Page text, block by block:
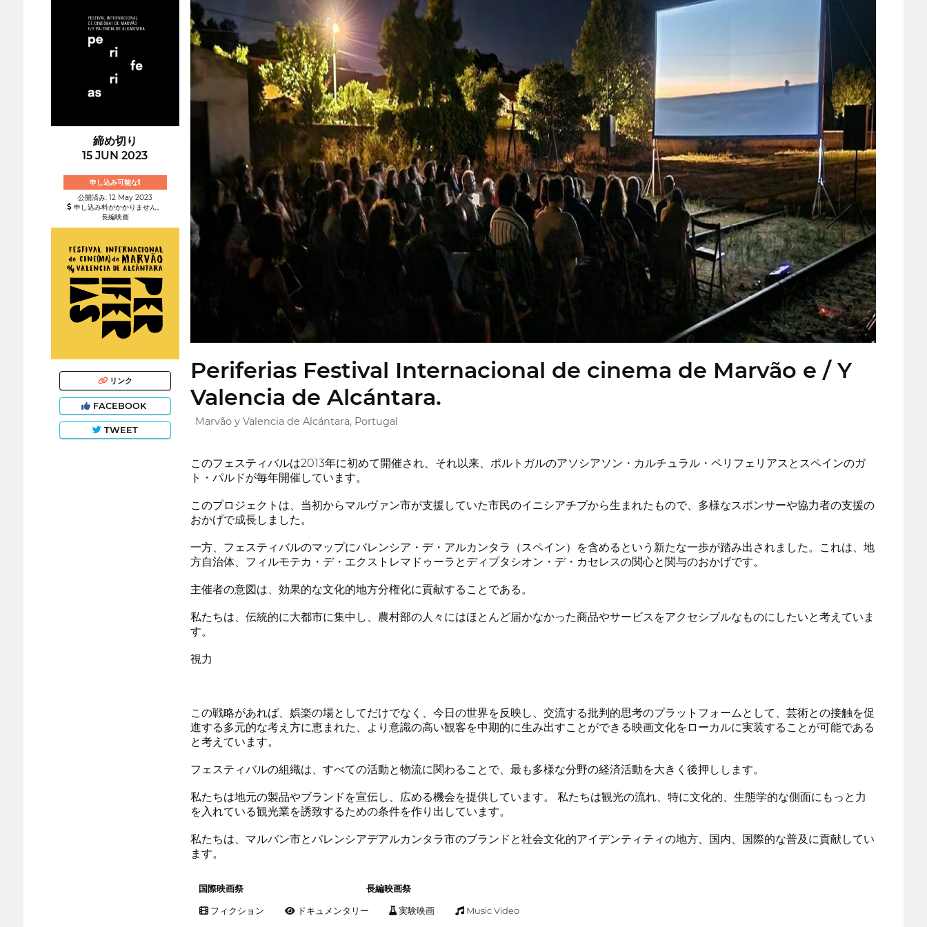
締め切り
15 JUN 2023
申し込み可能な!
公開済み: 12 May 2023
申し込み料がかかりません。
長編映画
リンク
FACEBOOK
TWEET
Periferias Festival Internacional de cinema de Marvão e / Y
Valencia de Alcántara.
Marvão y Valencia de Alcántara, Portugal
このフェスティバルは2013年に初めて開催され、それ以来、ポルトガルのアソシアソン・カルチュラル・ペリフェリアスとスペインのガ
ト・パルドが毎年開催しています。
このプロジェクトは、当初からマルヴァン市が支援していた市民のイニシアチブから生まれたもので、多様なスポンサーや協力者の支援の
おかげで成長しました。
一方、フェスティバルのマップにバレンシア・デ・アルカンタラ（スペイン）を含めるという新たな一歩が踏み出されました。これは、地
方自治体、フィルモテカ・デ・エクストレマドゥーラとディプタシオン・デ・カセレスの関心と関与のおかげです。
主催者の意図は、効果的な文化的地方分権化に貢献することである。
私たちは、伝統的に大都市に集中し、農村部の人々にはほとんど届かなかった商品やサービスをアクセシブルなものにしたいと考えていま
す。
視力
この戦略があれば、娯楽の場としてだけでなく、今日の世界を反映し、交流する批判的思考のプラットフォームとして、芸術との接触を促
進する多元的な考え方に恵まれた、より意識の高い観客を中期的に生み出すことができる映画文化をローカルに実装することが可能である
と考えています。
フェスティバルの組織は、すべての活動と物流に関わることで、最も多様な分野の経済活動を大きく後押しします。
私たちは地元の製品やブランドを宣伝し、広める機会を提供しています。 私たちは観光の流れ、特に文化的、生態学的な側面にもっと力
を入れている観光業を誘致するための条件を作り出しています。
私たちは、マルバン市とバレンシアデアルカンタラ市のブランドと社会文化的アイデンティティの地方、国内、国際的な普及に貢献してい
ます。
国際映画祭 長編映画祭
フィクション ドキュメンタリー 実験映画 Music Video